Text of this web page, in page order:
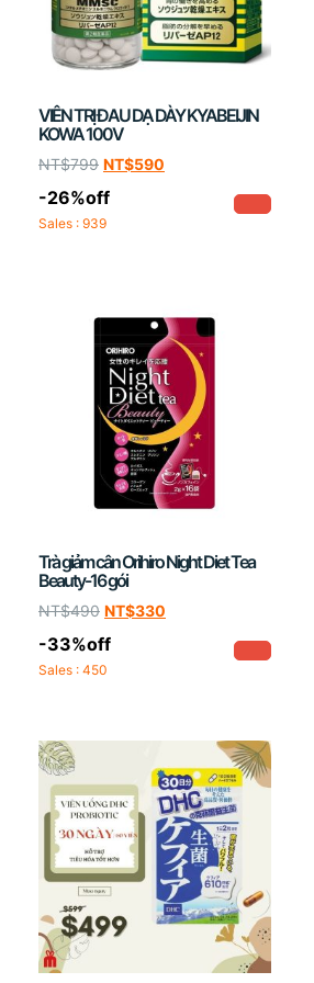
VIÊN TRỊ ĐAU DẠ DÀY KYABEIJIN
KOWA 100V
NT$799 NT$590
-26%off
Sales : 939
Trà giảm cân Orihiro Night Diet Tea
Beauty-16 gói
NT$490 NT$330
-33%off
Sales : 450